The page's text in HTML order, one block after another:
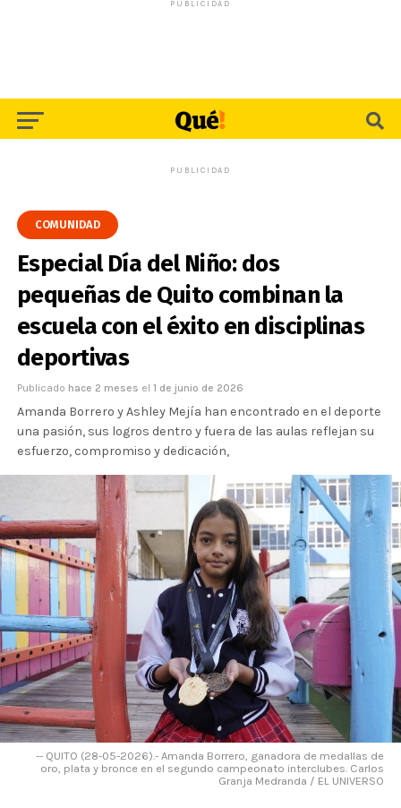
PUBLICIDAD
PUBLICIDAD
COMUNIDAD
Especial Día del Niño: dos
pequeñas de Quito combinan la
escuela con el éxito en disciplinas
deportivas
Publicado hace 2 meses el 1 de junio de 2026
Amanda Borrero y Ashley Mejía han encontrado en el deporte
una pasión, sus logros dentro y fuera de las aulas reflejan su
esfuerzo, compromiso y dedicación,
-- QUITO (28-05-2026).- Amanda Borrero, ganadora de medallas de
oro, plata y bronce en el segundo campeonato interclubes. Carlos
Granja Medranda / EL UNIVERSO